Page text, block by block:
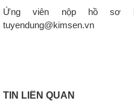
Ứng viên nộp hồ sơ
tuyendung@kimsen.vn
TIN LIÊN QUAN